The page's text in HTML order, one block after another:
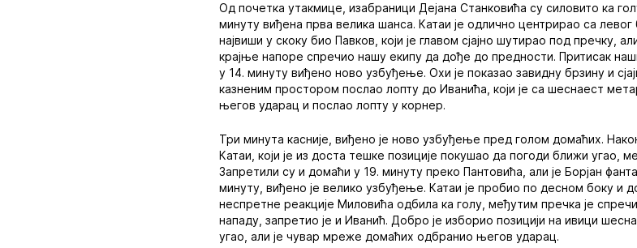
Од почетка утакмице, изабраници Дејана Станковића су силовито ка
минуту виђена прва велика шанса. Катаи је одлично центрирао са
највиши у скоку био Павков, који је главом сјајно шутирао под пречку,
крајње напоре спречио нашу екипу да дође до предности. Притисак
у 14. минуту виђено ново узбуђење. Охи је показао завидну брзину и
казненим простором послао лопту до Иванића, који је са шеснаест
његов ударац и послао лопту у корнер.
Три минута касније, виђено је ново узбуђење пред голом домаћих.
Катаи, који је из доста тешке позиције покушао да погоди ближи угао,
Запретили су и домаћи у 19. минуту преко Пантовића, али је Борјан
минуту, виђено је велико узбуђење. Катаи је пробио по десном боку и
неспретне реакције Миловића одбила ка голу, међутим пречка је
нападу, запретио је и Иванић. Добро је изборио позицији на ивици
угао, али је чувар мреже домаћих одбранио његов ударац.